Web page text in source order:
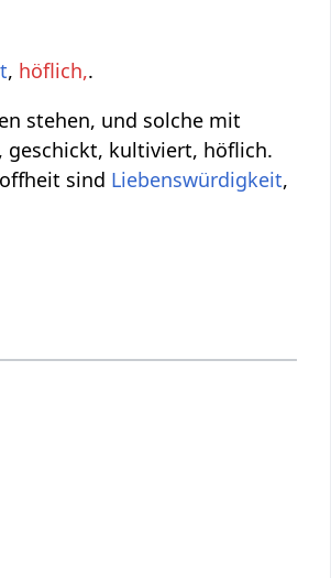
, höflich,.
stehen, und solche mit
geschickt, kultiviert, höflich.
sind Liebenswürdigkeit,